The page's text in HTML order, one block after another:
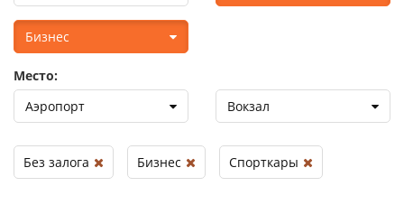
Бизнес
Место:
Аэропорт
Вокзал
Без залога Бизнес Спорткары